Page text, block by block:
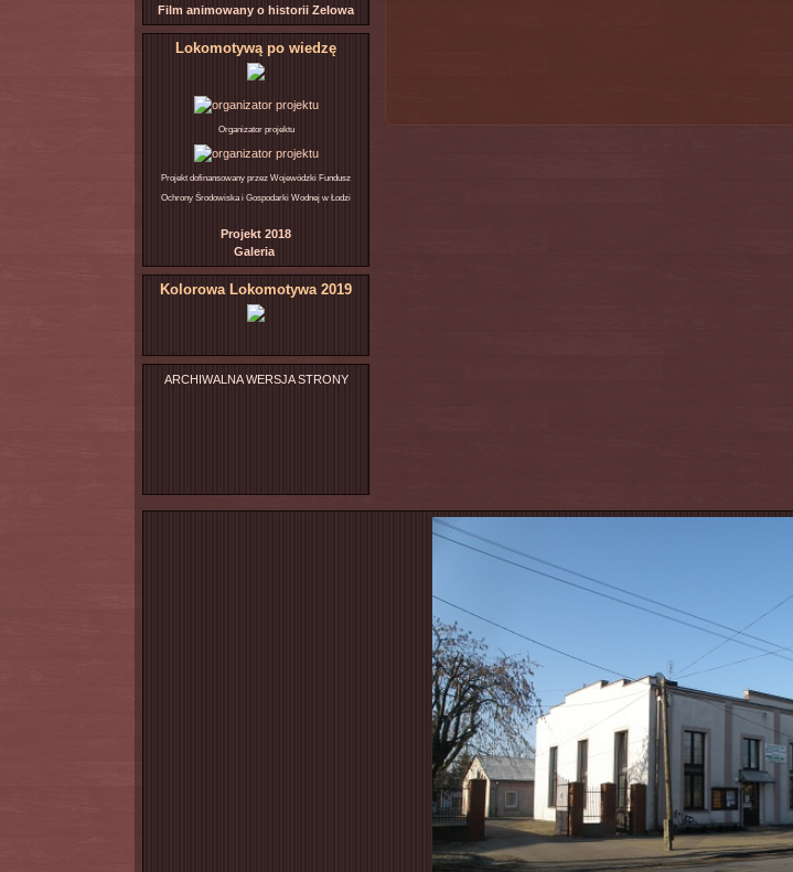
Film animowany o historii Zelowa
Lokomotywą po wiedzę
Organizator projektu
Projekt dofinansowany przez Wojewódzki Fundusz
Ochrony Środowiska i Gospodarki Wodnej w Łodzi
Projekt 2018
Galeria
Kolorowa Lokomotywa 2019
ARCHIWALNA WERSJA STRONY